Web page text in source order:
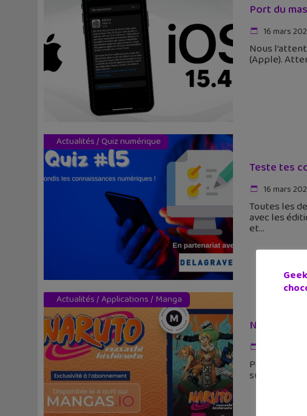
Port du
16 mars
Nous
(Apple).
Actualités/ Quiz numérique
Teste tes
16 mars
Toutes les
avec les
et
Actualités/Applications/ Manga
Naruto
Pour fêter
sur son